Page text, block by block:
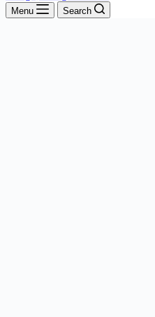
Menu Search